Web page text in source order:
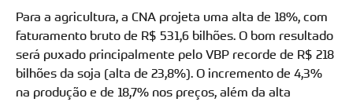
Para a agricultura, a CNA projeta uma alta de 18%, com
faturamento bruto de R$ 531,6 bilhões. O bom resultado
será puxado principalmente pelo VBP recorde de R$ 218
bilhões da soja (alta de 23,8%). O incremento de 4,3%
na produção e de 18,7% nos preços, além da alta